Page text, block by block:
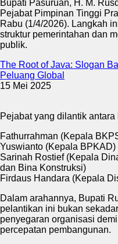
Bupati Pasuruan, H. M.
Pejabat Pimpinan Tinggi
Rabu (1/4/2026). Langkah
struktur pemerintahan dan
publik.
The Root of Java: Slogan
Peluang Global
15 Mei 2025
Pejabat yang dilantik antara
Fathurrahman (Kepala
Yuswianto (Kepala BPKAD)
Sarinah Rostief (Kepala
dan Bina Konstruksi)
Firdaus Handara (Kepala
Dalam arahannya, Bupati
pelantikan ini bukan
penyegaran organisasi
percepatan pembangunan.